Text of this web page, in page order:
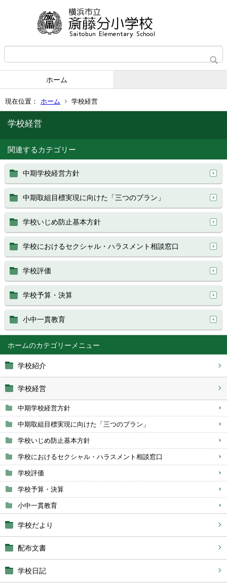
ホーム
現在位置： ホーム 学校経営
ホーム
学校紹介
学校経営
中期学校経営方針
中期取組目標実現に向けた「三つのプラン」
学校いじめ防止基本方針
学校におけるセクシャル・ハラスメント相談窓口
学校評価
学校予算・決算
小中一貫教育
学校だより
配布文書
学校日記
学校経営
関連するカテゴリー
中期学校経営方針
中期取組目標実現に向けた「三つのプラン」
学校いじめ防止基本方針
学校におけるセクシャル・ハラスメント相談窓口
学校評価
学校予算・決算
小中一貫教育